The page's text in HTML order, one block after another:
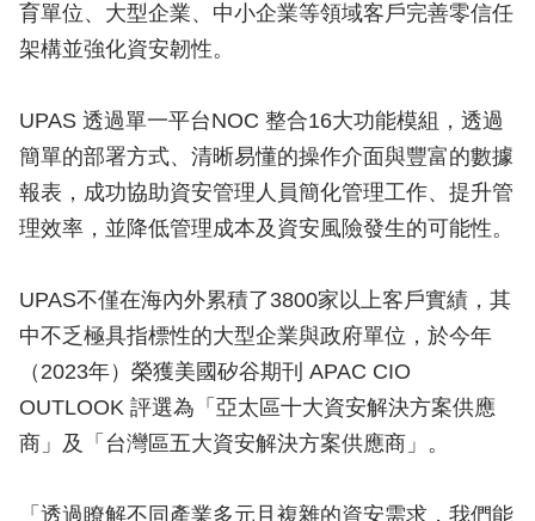
育單位、大型企業、中小企業等領域客戶完善零信任
架構並強化資安韌性。
UPAS 透過單一平台NOC 整合16大功能模組，透過
簡單的部署方式、清晰易懂的操作介面與豐富的數據
報表，成功協助資安管理人員簡化管理工作、提升管
理效率，並降低管理成本及資安風險發生的可能性。
UPAS不僅在海內外累積了3800家以上客戶實績，其
中不乏極具指標性的大型企業與政府單位，於今年
（2023年）榮獲美國矽谷期刊 APAC CIO
OUTLOOK 評選為「亞太區十大資安解決方案供應
商」及「台灣區五大資安解決方案供應商」。
「透過瞭解不同產業多元且複雜的資安需求，我們能